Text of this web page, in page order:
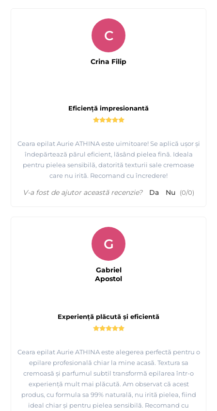
Eficiență impresionantă
Ceara epilat Aurie ATHINA este uimitoare! Se aplică ușor și
îndepărtează părul eficient, lăsând pielea fină. Ideala
pentru pielea sensibilă, datorită texturii sale cremoase
care nu irită. Recomand cu încredere!
C
Crina Filip
V-a fost de ajutor această recenzie? Da Nu (0/0)
Experiență plăcută și eficientă
Ceara epilat Aurie ATHINA este alegerea perfectă pentru o
epilare profesională chiar la mine acasă. Textura sa
cremoasă și parfumul subtil transformă epilarea într-o
experiență mult mai plăcută. Am observat că acest
produs, cu formula sa 99% naturală, nu irită pielea, fiind
ideal chiar și pentru pielea sensibilă. Recomand cu
G
Gabriel
Apostol